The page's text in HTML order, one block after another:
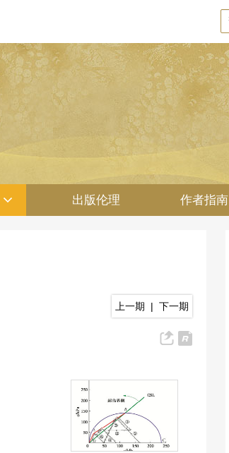
出版伦理 作者指南
上一期 | 下一期